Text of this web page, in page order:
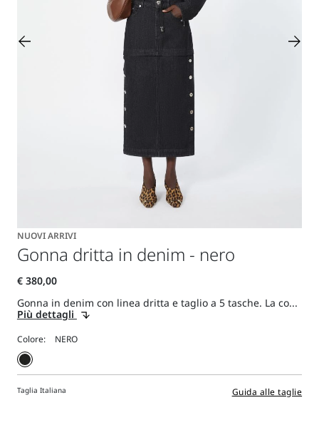
NUOVI ARRIVI
Gonna dritta in denim - nero
Gonna in denim con linea dritta e taglio a 5 tasche. La co...
Più dettagli
Colore:
Taglia Italiana Guida alle taglie